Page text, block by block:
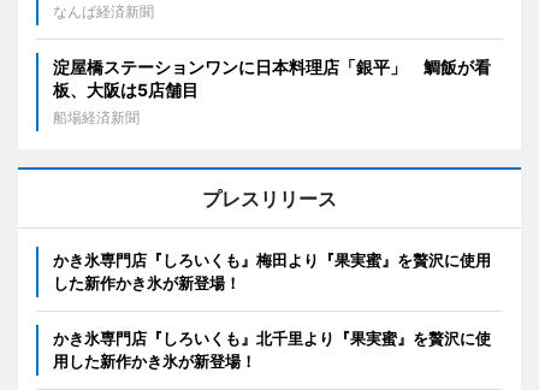
なんば経済新聞
淀屋橋ステーションワンに日本料理店「銀平」 鯛飯が看
板、大阪は5店舗目
船場経済新聞
プレスリリース
かき氷専門店『しろいくも』梅田より『果実蜜』を贅沢に使用
した新作かき氷が新登場！
かき氷専門店『しろいくも』北千里より『果実蜜』を贅沢に使
用した新作かき氷が新登場！